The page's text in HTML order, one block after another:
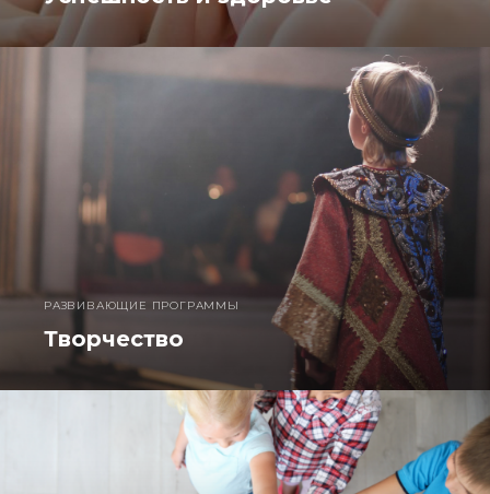
РАЗВИВАЮЩИЕ ПРОГРАММЫ
Творчество